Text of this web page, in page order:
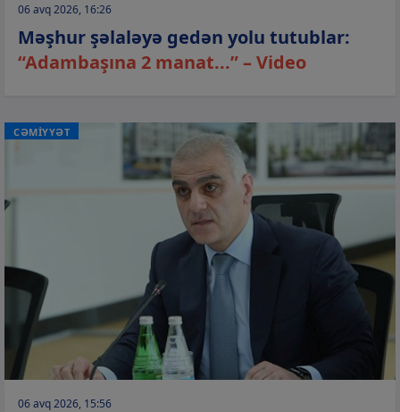
06 avq 2026, 16:26
Məşhur şəlaləyə gedən yolu tutublar:
“Adambaşına 2 manat...” – Video
CƏMİYYƏT
06 avq 2026, 15:56